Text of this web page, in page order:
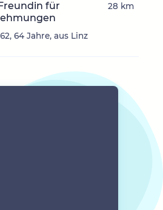
für
64 Jahre, aus Linz
28 km